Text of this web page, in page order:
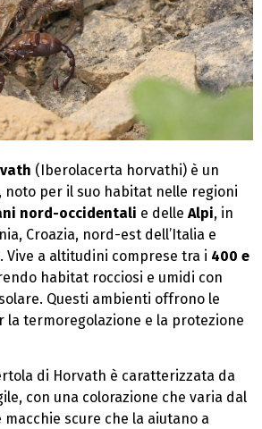
(Iberolacerta horvathi) è un
per il suo habitat nelle regioni
nord-occidentali e delle Alpi, in
Croazia, nord-est dell’Italia e
Vive a altitudini comprese tra i 400 e
habitat rocciosi e umidi con
Questi ambienti offrono le
la termoregolazione e la protezione
di Horvath è caratterizzata da
con una colorazione che varia dal
macchie scure che la aiutano a